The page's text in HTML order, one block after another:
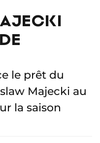
le prêt du
Majecki au
la saison